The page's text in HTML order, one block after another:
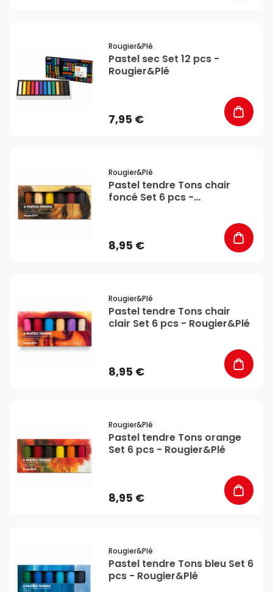
Rougier&plé
Pastel sec Set 12 pcs -
Rougier&Plé
7,95 €
Rougier&plé
Pastel tendre Tons chair
foncé Set 6 pcs -
8,95 €
Rougier&plé
Pastel tendre Tons chair
clair Set 6 pcs - Rougier&Plé
8,95 €
Rougier&plé
Pastel tendre Tons orange
Set 6 pcs - Rougier&Plé
8,95 €
Rougier&plé
Pastel tendre Tons bleu Set 6
pcs - Rougier&Plé